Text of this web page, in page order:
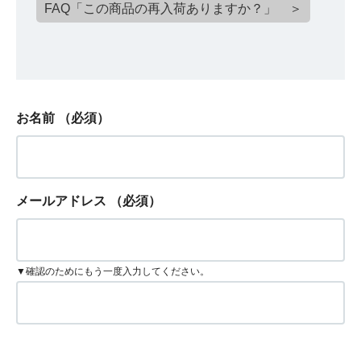
FAQ「この商品の再入荷ありますか？」 ＞
お名前 （必須）
メールアドレス （必須）
▼確認のためにもう一度入力してください。